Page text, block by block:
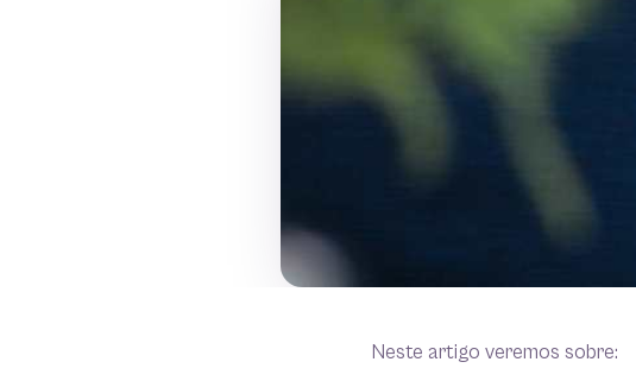
Neste artigo veremos sobre: